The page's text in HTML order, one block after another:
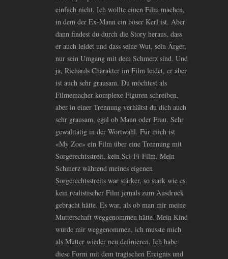
einfach nicht. Ich wollte einen Film machen,
in dem der Ex-Mann ein böser Kerl ist. Aber
dann findest du durch die Story heraus, dass
er auch leidet und dass seine Wut, sein Ärger,
nur sein Umgang mit dem Schmerz sind. Und
ja, Richards Charakter im Film leidet, er aber
ist auch sehr grausam. Du möchtest als
Filmemacher komplexe Figuren schreiben,
aber in einer Trennung verhältst du dich auch
sehr grausam, egal ob Mann oder Frau. Sehr
gewalttätig in der Wortwahl. Für mich ist
«My Zoe» ein Film über eine Trennung mit
Sorgerechtsstreit, kein Sci-Fi-Film. Mein
Schmerz während meines eigenen
Sorgerechtsstreits war stärker, so stark wie es
kein realistischer Film jemals zum Ausdruck
gebracht hätte. Es war, als ob man mir meine
Mutterschaft weggenommen hätte. Mein Kind
wurde mir weggenommen, ich musste mich
als Mutter wieder neu definieren. Ich habe
diese Form mit dem tragischen Ereignis und